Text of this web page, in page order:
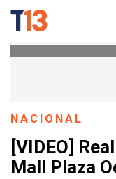
NACIONAL
[VIDEO]
Mall Plaza